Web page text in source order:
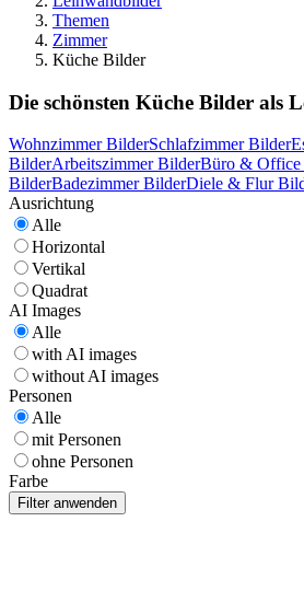
Themen
Zimmer
Küche Bilder
Die schönsten Küche Bilder als
Wohnzimmer BilderSchlafzimmer Bilder
BilderArbeitszimmer BilderBüro & Office
BilderBadezimmer BilderDiele & Flur
Ausrichtung
Alle
Horizontal
Vertikal
Quadrat
AI Images
Alle
with AI images
without AI images
Personen
Alle
mit Personen
ohne Personen
Farbe